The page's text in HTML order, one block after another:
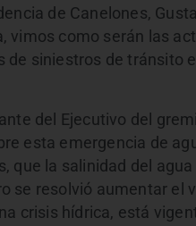
de Canelones,
vimos como serán las
siniestros de tránsito
del Ejecutivo del
esta emergencia de
que la salinidad del
se resolvió aumentar el
crisis hídrica, está